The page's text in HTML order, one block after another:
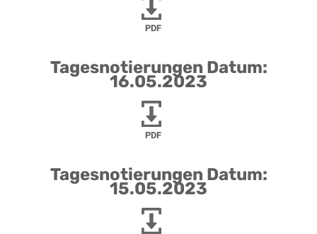
PDF
Tagesnotierungen Datum:
16.05.2023
PDF
Tagesnotierungen Datum:
15.05.2023